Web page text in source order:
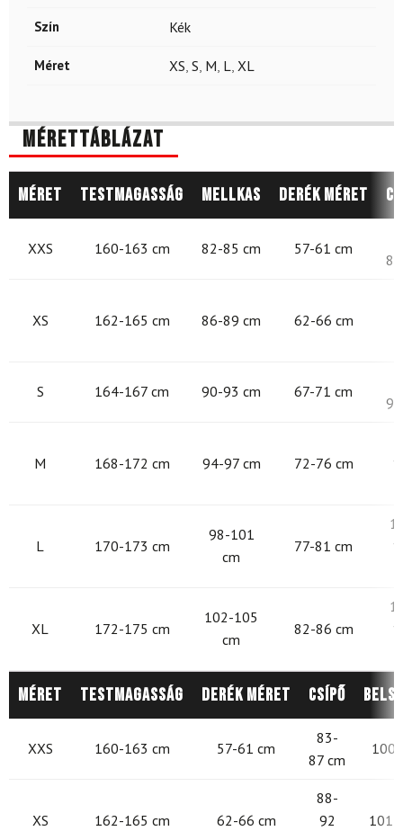
Szín Kék
Méret XS S M L XL
Mérettáblázat
Méret Testmagasság Mellkas Derék méret
XXS 160-163 cm 82-85 cm 57-61 cm
XS 162-165 cm 86-89 cm 62-66 cm
S 164-167 cm 90-93 cm 67-71 cm
M 168-172 cm 94-97 cm 72-76 cm
L 170-173 cm
98-101
cm
77-81 cm
XL 172-175 cm
102-105
cm
82-86 cm
Méret Testmagasság Derék méret Csípő
XXS 160-163 cm 57-61 cm
83-
87 cm
XS 162-165 cm 62-66 cm
88-
92
101